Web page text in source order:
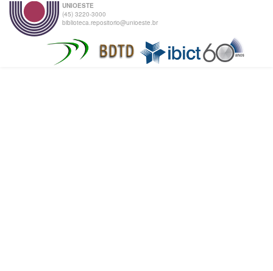
UNIOESTE
(45) 3220-3000
biblioteca.repositorio@unioeste.br